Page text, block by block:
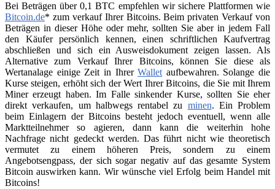
Bei Beträgen über 0,1 BTC empfehlen wir sichere Plattformen wie
Bitcoin.de* zum verkauf Ihrer Bitcoins. Beim privaten Verkauf von
Beträgen in dieser Höhe oder mehr, sollten Sie aber in jedem Fall
den Käufer persönlich kennen, einen schriftlichen Kaufvertrag
abschließen und sich ein Ausweisdokument zeigen lassen. Als
Alternative zum Verkauf Ihrer Bitcoins, können Sie diese als
Wertanalage einige Zeit in IhrerWallet aufbewahren. Solange die
Kurse steigen, erhöht sich der Wert Ihrer Bitcoins, die Sie mit Ihrem
Miner erzeugt haben. Im Falle sinkender Kurse, sollten Sie eher
direkt verkaufen, um halbwegs rentabel zu minen. Ein Problem
beim Einlagern der Bitcoins besteht jedoch eventuell, wenn alle
Marktteilnehmer so agieren, dann kann die weiterhin hohe
Nachfrage nicht gedeckt werden. Das führt nicht wie theoretisch
vermutet zu einem höheren Preis, sondern zu einem
Angebotsengpass, der sich sogar negativ auf das gesamte System
Bitcoin auswirken kann. Wir wünsche viel Erfolg beim Handel mit
Bitcoins!